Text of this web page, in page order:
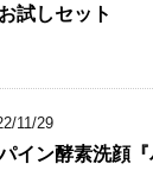
試しセット
11/29
イン酵素洗顔